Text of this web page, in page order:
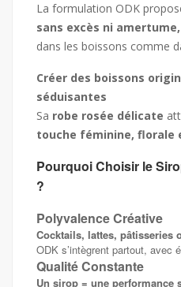
La formulation ODK
sans excès ni amertume,
dans les boissons comme
Créer des boissons
séduisantes
Sa robe rosée délicate
touche féminine, florale
Pourquoi Choisir le
?
Polyvalence Créative
Cocktails, lattes, pâtisseries
ODK s’intègrent partout, avec
Qualité Constante
Un sirop = une performance